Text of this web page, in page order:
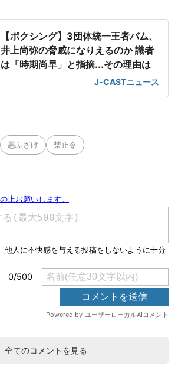
【ボクシング】3団体統一王者バム、
井上尚弥の脅威になりえるのか 識者
は「時期尚早」と指摘...その理由は
J-CASTニュース
悪ふざけ 禁止令
全てのコメントを見る